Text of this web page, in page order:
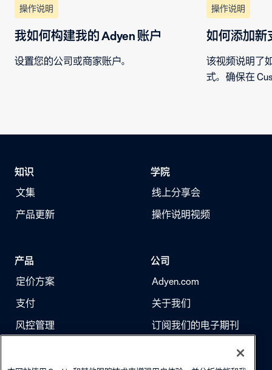
操作说明
我如何构建我的 Adyen 账户
设置您的公司或商家账户。
操作说明
如何添加新
该视频说明了
式。确保在
知识
文集
产品更新
学院
线上分享会
操作说明视频
产品
定价方案
支付
风控管理
公司
Adyen.com
关于我们
订阅我们的电子期刊